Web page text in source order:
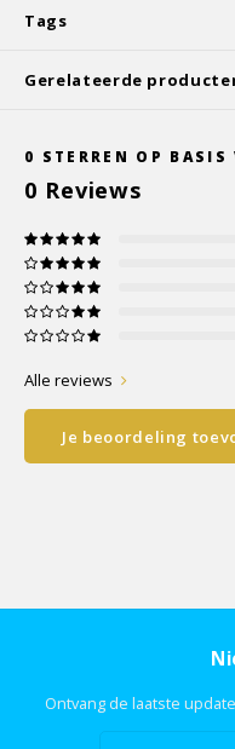
Tags
Gerelateerde
0 STERREN OP BASIS
0 Reviews
Alle reviews
Je beoordeling
Ontvang de laatste